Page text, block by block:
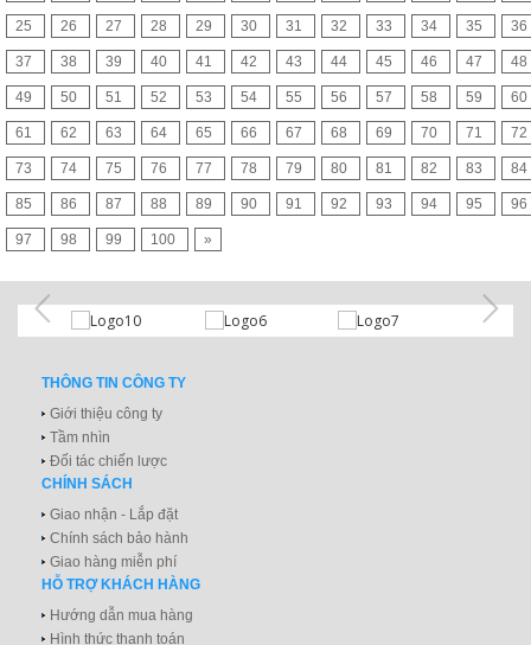
25 26 27 28 29 30 31 32 33 34 35 36
37 38 39 40 41 42 43 44 45 46 47 48
49 50 51 52 53 54 55 56 57 58 59 60
61 62 63 64 65 66 67 68 69 70 71 72
73 74 75 76 77 78 79 80 81 82 83 84
85 86 87 88 89 90 91 92 93 94 95 96
97 98 99 100 »
THÔNG TIN CÔNG TY
Giới thiệu công ty
Tầm nhìn
Đối tác chiến lược
CHÍNH SÁCH
Giao nhận - Lắp đặt
Chính sách bảo hành
Giao hàng miễn phí
HỖ TRỢ KHÁCH HÀNG
Hướng dẫn mua hàng
Hình thức thanh toán